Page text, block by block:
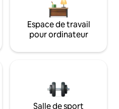
Espace de travail
pour ordinateur
Salle de sport